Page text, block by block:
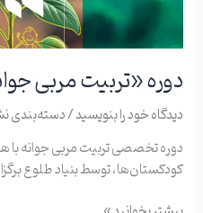
دوره «تربیت مربی
دیدگاه‌ خود را بنویسید/دسته‌بندی
دوره تخصصی تربیت مربی جوانه با
کودکستان‌ها، توسط بنیاد طلوع